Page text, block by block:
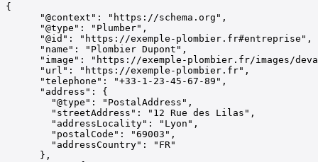
{
      "@context": "https://schema.org",
      "@type": "Plumber",
      "@id": "https://exemple-plombier.fr#entreprise",
      "name": "Plombier Dupont",
"image": "https://exemple-plombier.fr/images/
      "url": "https://exemple-plombier.fr",
      "telephone": "+33-1-23-45-67-89",
      "address": {
        "@type": "PostalAddress",
        "streetAddress": "12 Rue des Lilas",
        "addressLocality": "Lyon",
        "postalCode": "69003",
        "addressCountry": "FR"
      },